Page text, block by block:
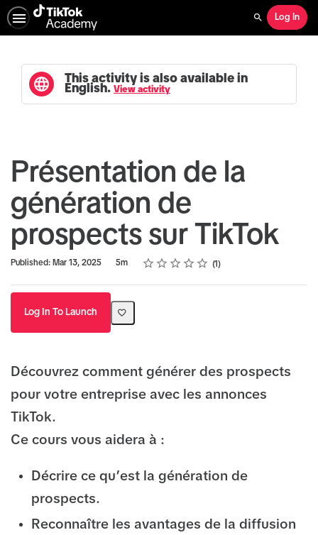
Search
Log In
This activity is also available in
English. View activity
Présentation de la
génération de
prospects sur TikTok
Published: Mar 13, 2025
Duration 5m Rating
1 star
2 stars
3 stars
4 stars
5 stars
Average rating: 5.0 1
1 review
Log In To Launch
Découvrez comment générer des prospects
pour votre entreprise avec les annonces
TikTok.
Ce cours vous aidera à :
Décrire ce qu’est la génération de
prospects.
Reconnaître les avantages de la diffusion